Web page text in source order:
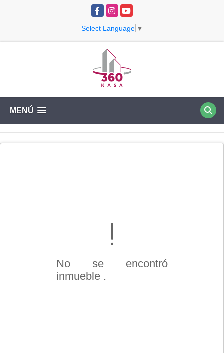
Facebook
InstagramYouTube
Select Language ▼
MENÚ
No se encontró
inmueble .